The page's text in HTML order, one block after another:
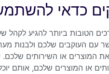
כדאי
הטובות ביותר להגיע
העוקבים שלכם ולבנות
המוצרים או השירותים שלכם.
או המוצרים שלכם, אותם